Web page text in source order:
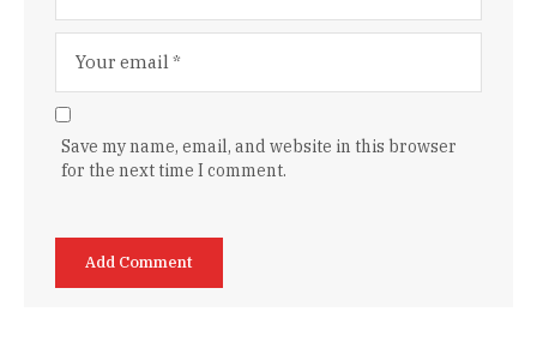
Save my name, email, and website in this browser
for the next time I comment.